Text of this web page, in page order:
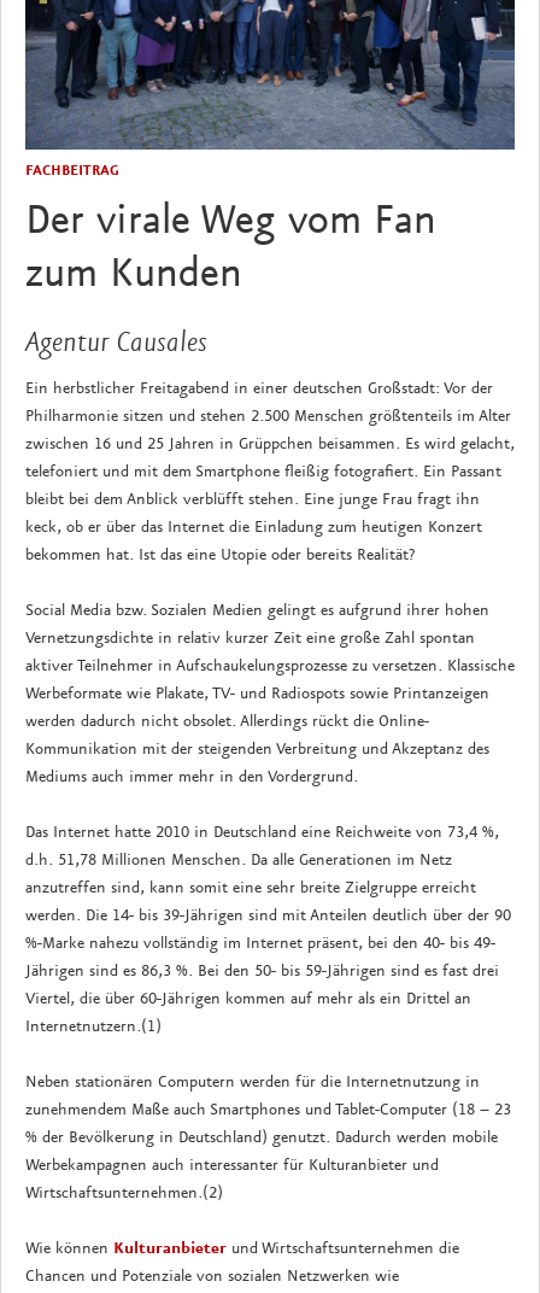
FACHBEITRAG
Der virale Weg vom Fan
zum Kunden
Agentur Causales
Ein herbstlicher Freitagabend in einer deutschen Großstadt: Vor der
Philharmonie sitzen und stehen 2.500 Menschen größtenteils im Alter
zwischen 16 und 25 Jahren in Grüppchen beisammen. Es wird gelacht,
telefoniert und mit dem Smartphone fleißig fotografiert. Ein Passant
bleibt bei dem Anblick verblüfft stehen. Eine junge Frau fragt ihn
keck, ob er über das Internet die Einladung zum heutigen Konzert
bekommen hat. Ist das eine Utopie oder bereits Realität?
Social Media bzw. Sozialen Medien gelingt es aufgrund ihrer hohen
Vernetzungsdichte in relativ kurzer Zeit eine große Zahl spontan
aktiver Teilnehmer in Aufschaukelungsprozesse zu versetzen. Klassische
Werbeformate wie Plakate, TV- und Radiospots sowie Printanzeigen
werden dadurch nicht obsolet. Allerdings rückt die Online-
Kommunikation mit der steigenden Verbreitung und Akzeptanz des
Mediums auch immer mehr in den Vordergrund.
Das Internet hatte 2010 in Deutschland eine Reichweite von 73,4 %,
d.h. 51,78 Millionen Menschen. Da alle Generationen im Netz
anzutreffen sind, kann somit eine sehr breite Zielgruppe erreicht
werden. Die 14- bis 39-Jährigen sind mit Anteilen deutlich über der 90
%-Marke nahezu vollständig im Internet präsent, bei den 40- bis 49-
Jährigen sind es 86,3 %. Bei den 50- bis 59-Jährigen sind es fast drei
Viertel, die über 60-Jährigen kommen auf mehr als ein Drittel an
Internetnutzern.(1)
Neben stationären Computern werden für die Internetnutzung in
zunehmendem Maße auch Smartphones und Tablet-Computer (18 – 23
% der Bevölkerung in Deutschland) genutzt. Dadurch werden mobile
Werbekampagnen auch interessanter für Kulturanbieter und
Wirtschaftsunternehmen.(2)
Wie können Kulturanbieter und Wirtschaftsunternehmen die
Chancen und Potenziale von sozialen Netzwerken wie